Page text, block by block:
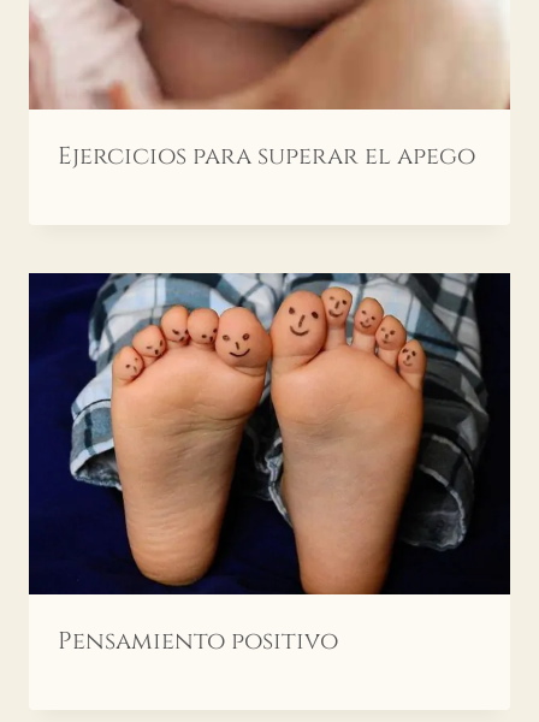
Ejercicios para superar el apego
Pensamiento positivo